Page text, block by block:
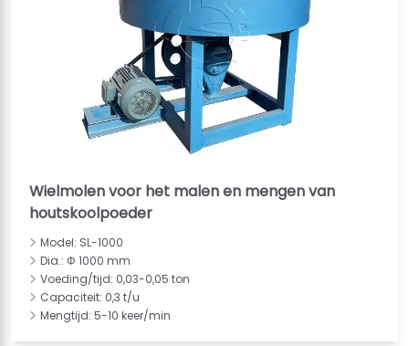
Wielmolen voor het malen en mengen van
houtskoolpoeder
Model: SL-1000
Dia.: Φ 1000 mm
Voeding/tijd: 0,03-0,05 ton
Capaciteit: 0,3 t/u
Mengtijd: 5-10 keer/min